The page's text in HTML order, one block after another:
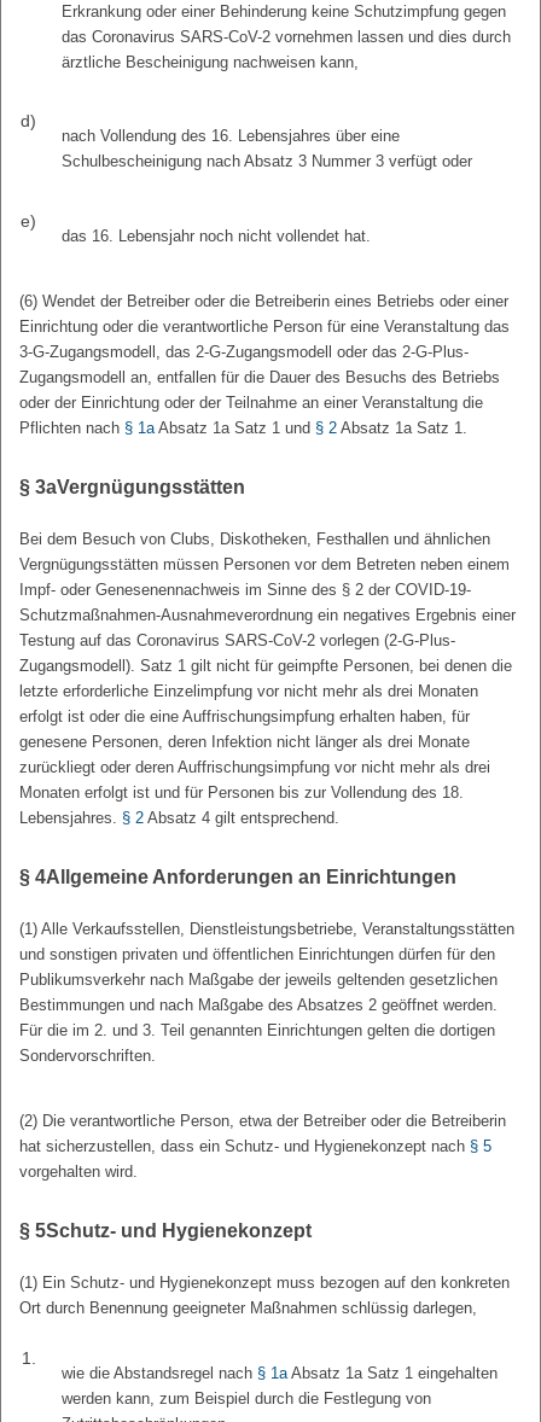
Erkrankung oder einer Behinderung keine Schutzimpfung gegen
das Coronavirus SARS-CoV-2 vornehmen lassen und dies durch
ärztliche Bescheinigung nachweisen kann,
d)
nach Vollendung des 16. Lebensjahres über eine
Schulbescheinigung nach Absatz 3 Nummer 3 verfügt oder
e)
das 16. Lebensjahr noch nicht vollendet hat.
(6) Wendet der Betreiber oder die Betreiberin eines Betriebs oder einer
Einrichtung oder die verantwortliche Person für eine Veranstaltung das
3-G-Zugangsmodell, das 2-G-Zugangsmodell oder das 2-G-Plus-
Zugangsmodell an, entfallen für die Dauer des Besuchs des Betriebs
oder der Einrichtung oder der Teilnahme an einer Veranstaltung die
Pflichten nach § 1aAbsatz 1a Satz 1 und § 2 Absatz 1a Satz 1.
§ 3aVergnügungsstätten
Bei dem Besuch von Clubs, Diskotheken, Festhallen und ähnlichen
Vergnügungsstätten müssen Personen vor dem Betreten neben einem
Impf- oder Genesenennachweis im Sinne des § 2 der COVID-19-
Schutzmaßnahmen-Ausnahmeverordnung ein negatives Ergebnis einer
Testung auf das Coronavirus SARS-CoV-2 vorlegen (2-G-Plus-
Zugangsmodell). Satz 1 gilt nicht für geimpfte Personen, bei denen die
letzte erforderliche Einzelimpfung vor nicht mehr als drei Monaten
erfolgt ist oder die eine Auffrischungsimpfung erhalten haben, für
genesene Personen, deren Infektion nicht länger als drei Monate
zurückliegt oder deren Auffrischungsimpfung vor nicht mehr als drei
Monaten erfolgt ist und für Personen bis zur Vollendung des 18.
Lebensjahres. § 2 Absatz 4 gilt entsprechend.
§ 4Allgemeine Anforderungen an Einrichtungen
(1) Alle Verkaufsstellen, Dienstleistungsbetriebe, Veranstaltungsstätten
und sonstigen privaten und öffentlichen Einrichtungen dürfen für den
Publikumsverkehr nach Maßgabe der jeweils geltenden gesetzlichen
Bestimmungen und nach Maßgabe des Absatzes 2 geöffnet werden.
Für die im 2. und 3. Teil genannten Einrichtungen gelten die dortigen
Sondervorschriften.
(2) Die verantwortliche Person, etwa der Betreiber oder die Betreiberin
hat sicherzustellen, dass ein Schutz- und Hygienekonzept nach § 5
vorgehalten wird.
§ 5Schutz- und Hygienekonzept
(1) Ein Schutz- und Hygienekonzept muss bezogen auf den konkreten
Ort durch Benennung geeigneter Maßnahmen schlüssig darlegen,
1.
wie die Abstandsregel nach § 1aAbsatz 1a Satz 1 eingehalten
werden kann, zum Beispiel durch die Festlegung von